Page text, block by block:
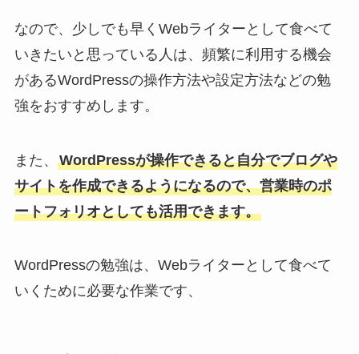
なので、少しでも早くWebライターとして食べて
いきたいと思っている人は、頻繁に利用する機会
があるWordPressの操作方法や設定方法などの勉
強をおすすめします。
また、 WordPressが操作できると自分でブログや
サイトを作成できるようになるので、営業時のポ
ートフォリオとしても活用できます。
WordPressの勉強は、Webライターとして食べて
いくために必要な作業です、